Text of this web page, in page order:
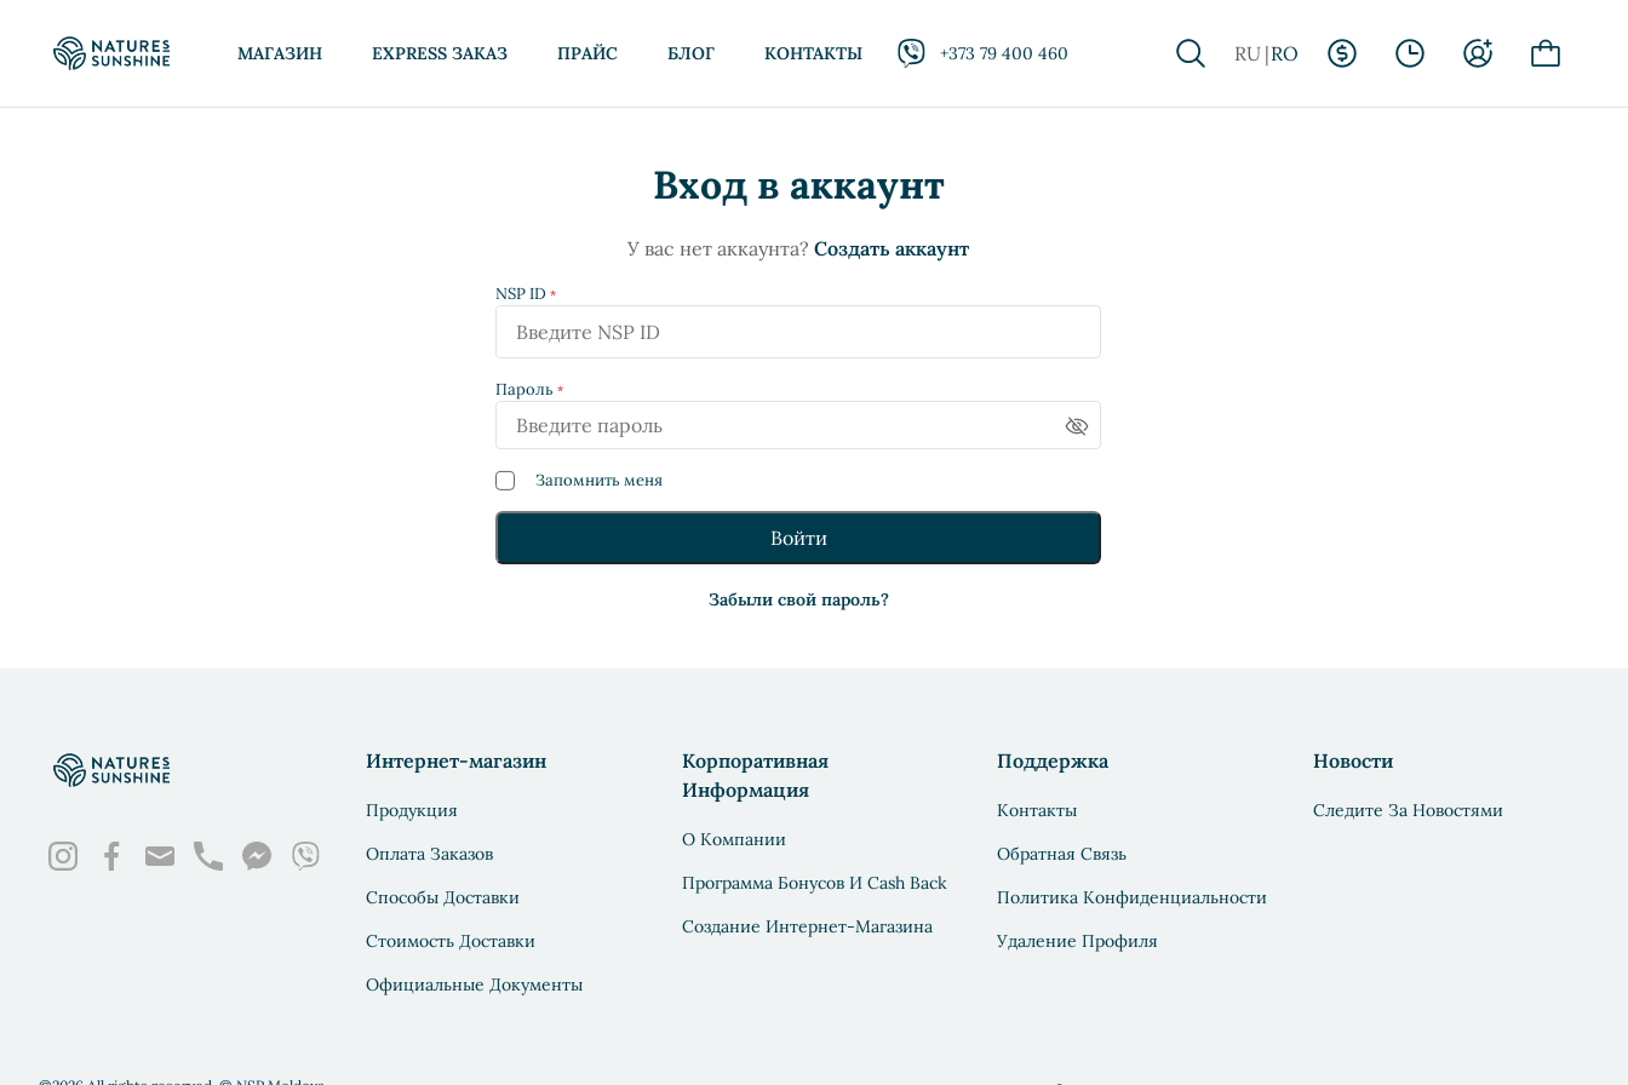
МАГАЗИН EXPRESS ЗАКАЗ ПРАЙС БЛОГ КОНТАКТЫ +373 79 400 460 RU RO
Вход в аккаунт
У вас нет аккаунта?Создать аккаунт
NSP ID*
Пароль*
Запомнить меня
Войти
Забыли свой пароль?
Интернет-магазин
Продукция
Оплата Заказов
Способы Доставки
Стоимость Доставки
Официальные Документы
Корпоративная
Информация
О Компании
Программа Бонусов И Cash Back
Создание Интернет-Магазина
Поддержка
Контакты
Обратная Связь
Политика Конфиденциальности
Удаление Профиля
Новости
Следите За Новостями